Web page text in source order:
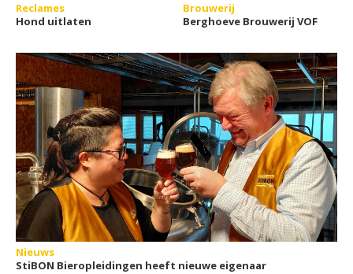
Reclames
Hond uitlaten
Brouwerij
Berghoeve Brouwerij VOF
Nieuws
StiBON Bieropleidingen heeft nieuwe eigenaar